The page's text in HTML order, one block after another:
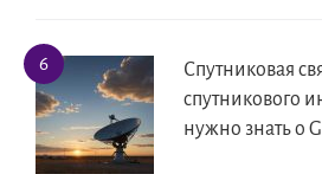
Спутниковая
спутникового
нужно знать о